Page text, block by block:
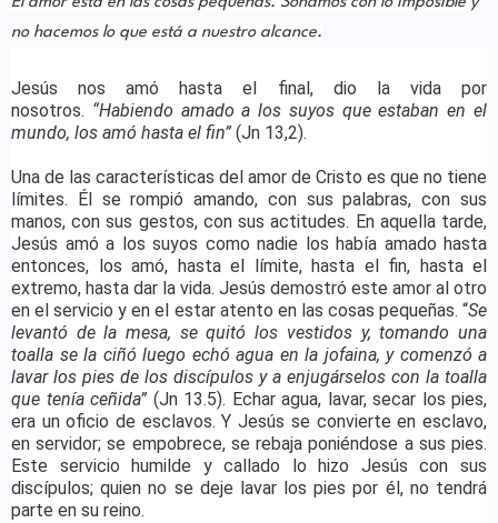
no hacemos lo que está a nuestro alcance.
Jesús nos amó hasta el final, dio la vida por
nosotros. “Habiendo amado a los suyos que estaban en el
mundo, los amó hasta el fin” (Jn 13,2).
Una de las características del amor de Cristo es que no tiene
límites. Él se rompió amando, con sus palabras, con sus
manos, con sus gestos, con sus actitudes. En aquella tarde,
Jesús amó a los suyos como nadie los había amado hasta
entonces, los amó, hasta el límite, hasta el fin, hasta el
extremo, hasta dar la vida. Jesús demostró este amor al otro
en el servicio y en el estar atento en las cosas pequeñas. “Se
levantó de la mesa, se quitó los vestidos y, tomando una
toalla se la ciñó luego echó agua en la jofaina, y comenzó a
lavar los pies de los discípulos y a enjugárselos con la toalla
que tenía ceñida” (Jn 13.5). Echar agua, lavar, secar los pies,
era un oficio de esclavos. Y Jesús se convierte en esclavo,
en servidor; se empobrece, se rebaja poniéndose a sus pies.
Este servicio humilde y callado lo hizo Jesús con sus
discípulos; quien no se deje lavar los pies por él, no tendrá
parte en su reino.